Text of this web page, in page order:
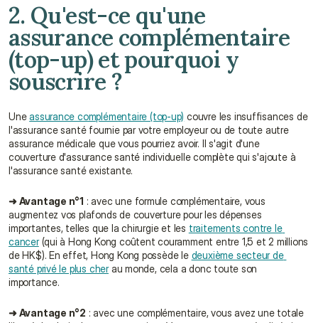
2. Qu'est-ce qu'une
assurance complémentaire
(top-up) et pourquoi y
souscrire ?
Une assurance complémentaire (top-up) couvre les insuffisances de
l'assurance santé fournie par votre employeur ou de toute autre
assurance médicale que vous pourriez avoir. Il s'agit d'une
couverture d'assurance santé individuelle complète qui s'ajoute à
l'assurance santé existante.
➜ Avantage n°1 : avec une formule complémentaire, vous
augmentez vos plafonds de couverture pour les dépenses
importantes, telles que la chirurgie et les traitements contre le
cancer (qui à Hong Kong coûtent couramment entre 1,5 et 2 millions
de HK$). En effet, Hong Kong possède le deuxième secteur de
santé privé le plus cher au monde, cela a donc toute son
importance.
➜ Avantage n°2 : avec une complémentaire, vous avez une totale